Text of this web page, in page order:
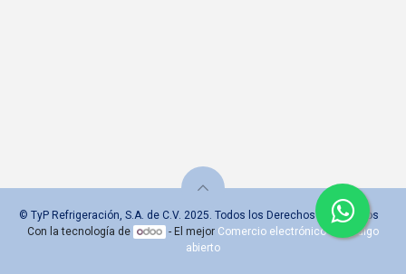
© TyP Refrigeración, S.A. de C.V. 2025. Todos los Derechos Reservados
Con la tecnología de
- El mejor Comercio electrónico de código
abierto